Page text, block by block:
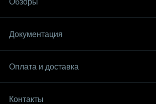
Обзоры
Документация
Оплата и доставка
Контакты